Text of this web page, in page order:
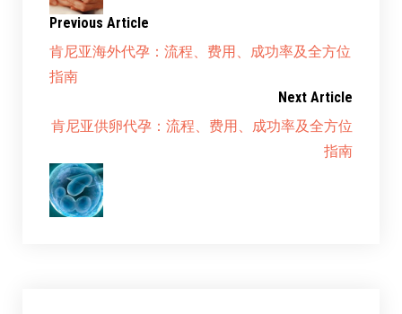
Previous Article
肯尼亚海外代孕：流程、费用、成功率及全方位
指南
Next Article
肯尼亚供卵代孕：流程、费用、成功率及全方位
指南